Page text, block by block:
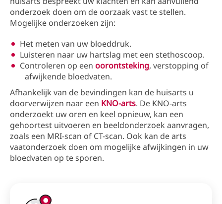
onderzoek doen om de oorzaak vast te stellen.
Mogelijke onderzoeken zijn:
Het meten van uw bloeddruk.
Luisteren naar uw hartslag met een stethoscoop.
Controleren op een oorontsteking, verstopping of
afwijkende bloedvaten.
Afhankelijk van de bevindingen kan de huisarts u
doorverwijzen naar een KNO-arts. De KNO-arts
onderzoekt uw oren en keel opnieuw, kan een
gehoortest uitvoeren en beeldonderzoek aanvragen,
zoals een MRI-scan of CT-scan. Ook kan de arts
vaatonderzoek doen om mogelijke afwijkingen in uw
bloedvaten op te sporen.